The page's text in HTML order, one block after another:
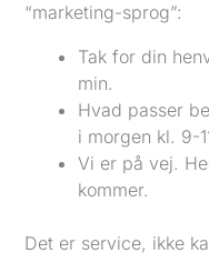
“marketing-sprog”:
Tak for din
min.
Hvad passer
i morgen kl. 9-
Vi er på vej.
kommer.
Det er service, ikke